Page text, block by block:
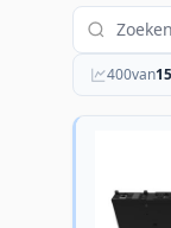
400van